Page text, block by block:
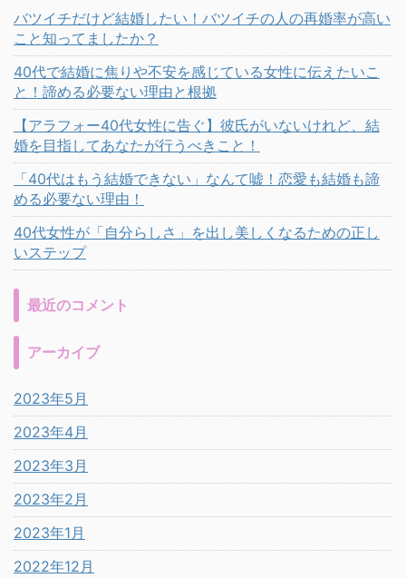
バツイチだけど結婚したい！バツイチの人の再婚率が高い
こと知ってましたか？
40代で結婚に焦りや不安を感じている女性に伝えたいこ
と！諦める必要ない理由と根拠
【アラフォー40代女性に告ぐ】彼氏がいないけれど、結
婚を目指してあなたが行うべきこと！
「40代はもう結婚できない」なんて嘘！恋愛も結婚も諦
める必要ない理由！
40代女性が「自分らしさ」を出し美しくなるための正し
いステップ
最近のコメント
アーカイブ
2023年5月
2023年4月
2023年3月
2023年2月
2023年1月
2022年12月